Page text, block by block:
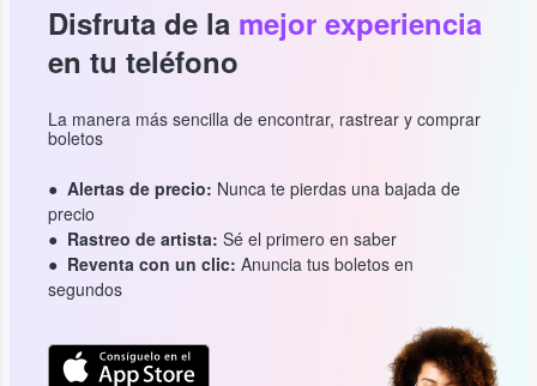
Disfruta de la mejor experiencia
en tu teléfono
La manera más sencilla de encontrar, rastrear y comprar
boletos
Alertas de precio: Nunca te pierdas una bajada de
precio
Rastreo de artista: Sé el primero en saber
Reventa con un clic: Anuncia tus boletos en
segundos